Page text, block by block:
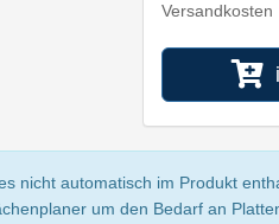
Versandkosten
nicht automatisch im Produkt
um den Bedarf an